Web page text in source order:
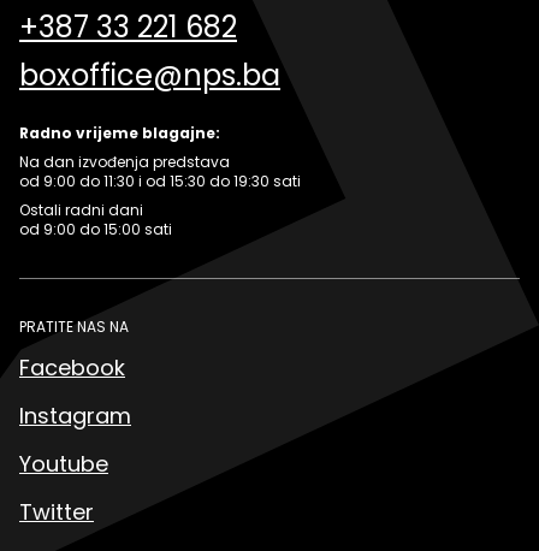
+387 33 221 682
boxoffice@nps.ba
Radno vrijeme blagajne:
Na dan izvođenja predstava
od 9:00 do 11:30 i od 15:30 do 19:30 sati
Ostali radni dani
od 9:00 do 15:00 sati
PRATITE NAS NA
Facebook
Instagram
Youtube
Twitter